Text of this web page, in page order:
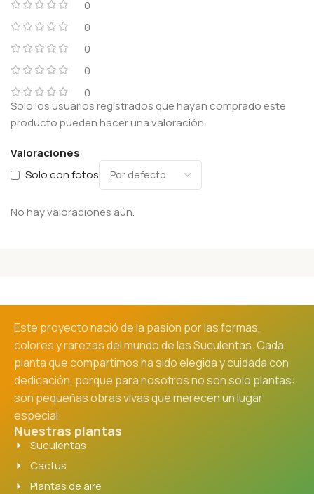
0
0
0
0
0
Valoraciones
Solo con fotos
No hay valoraciones aún.
Solo los usuarios registrados que hayan comprado este
producto pueden hacer una valoración.
Este proyecto nació de la pasión por las formas,
colores y rarezas del mundo de las Suculentas. Cada
planta que compartimos ha sido elegida y cuidada con
dedicación, porque para nosotros no son solo plantas:
son pequeñas obras vivas que merecen un lugar
especial.
Nuestras plantas
Suculentas
Cactus
Plantas de aire